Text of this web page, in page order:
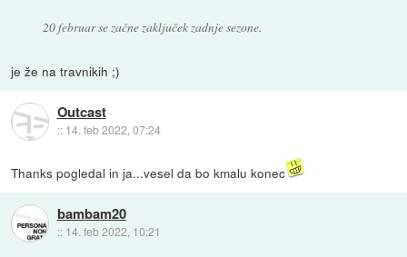
20 februar se začne zaključek zadnje sezone.
je že na travnikih ;)
Outcast
:: 14. feb 2022, 07:24
Thanks pogledal in ja...vesel da bo kmalu konec
bambam20
:: 14. feb 2022, 10:21